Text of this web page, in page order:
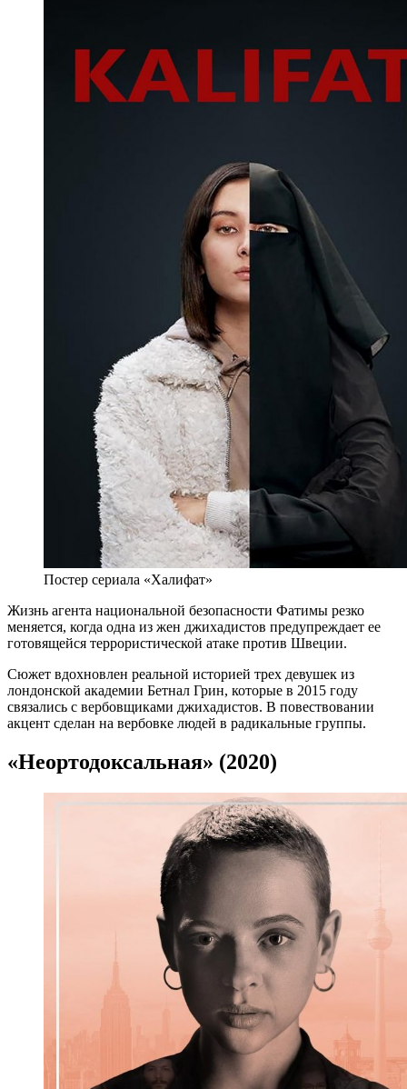
Постер сериала «Халифат»
Жизнь агента национальной безопасности Фатимы резко
меняется, когда одна из жен джихадистов предупреждает ее
готовящейся террористической атаке против Швеции.
Сюжет вдохновлен реальной историей трех девушек из
лондонской академии Бетнал Грин, которые в 2015 году
связались с вербовщиками джихадистов. В повествовании
акцент сделан на вербовке людей в радикальные группы.
«Неортодоксальная» (2020)